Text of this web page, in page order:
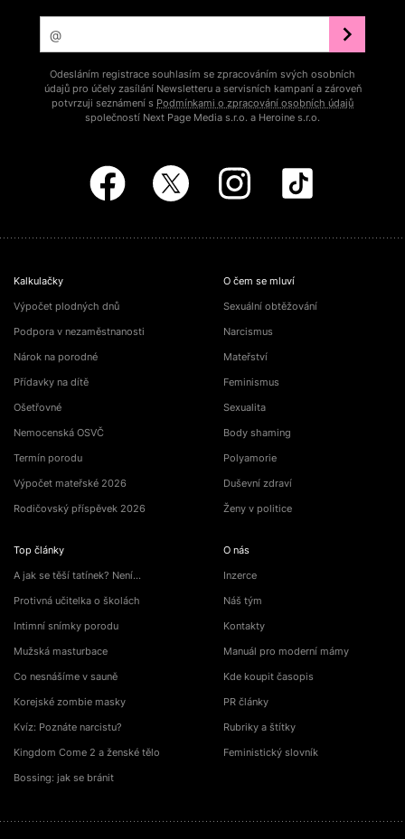
Odesláním registrace souhlasím se zpracováním svých osobních
údajů pro účely zasílání Newsletteru a servisních kampaní a zároveň
potvrzuji seznámení s Podmínkami o zpracování osobních údajů
společností Next Page Media s.r.o. a Heroine s.r.o.
Kalkulačky
Výpočet plodných dnů
Podpora v nezaměstnanosti
Nárok na porodné
Přídavky na dítě
Ošetřovné
Nemocenská OSVČ
Termín porodu
Výpočet mateřské 2026
Rodičovský příspěvek 2026
Top články
A jak se těší tatínek? Není…
Protivná učitelka o školách
Intimní snímky porodu
Mužská masturbace
Co nesnášíme v sauně
Korejské zombie masky
Kvíz: Poznáte narcistu?
Kingdom Come 2 a ženské tělo
Bossing: jak se bránit
O čem se mluví
Sexuální obtěžování
Narcismus
Mateřství
Feminismus
Sexualita
Body shaming
Polyamorie
Duševní zdraví
Ženy v politice
O nás
Inzerce
Náš tým
Kontakty
Manuál pro moderní mámy
Kde koupit časopis
PR články
Rubriky a štítky
Feministický slovník